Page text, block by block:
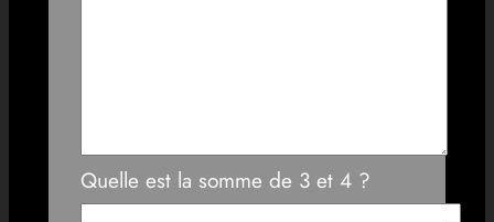
Quelle est la somme de 3 et 4 ?